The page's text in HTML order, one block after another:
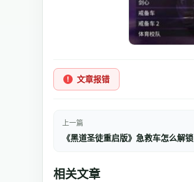
文章报错
上一篇
《黑道圣徒重启版》急救车怎么解锁
相关文章